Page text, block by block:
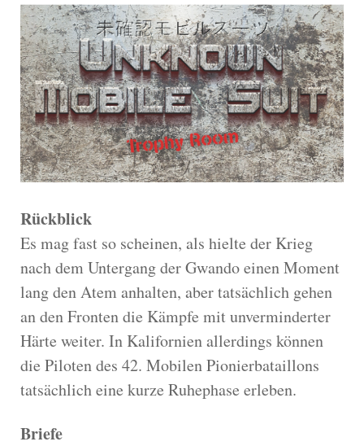
Rückblick
Es mag fast so scheinen, als hielte der Krieg
nach dem Untergang der Gwando einen Moment
lang den Atem anhalten, aber tatsächlich gehen
an den Fronten die Kämpfe mit unverminderter
Härte weiter. In Kalifornien allerdings können
die Piloten des 42. Mobilen Pionierbataillons
tatsächlich eine kurze Ruhephase erleben.
Briefe